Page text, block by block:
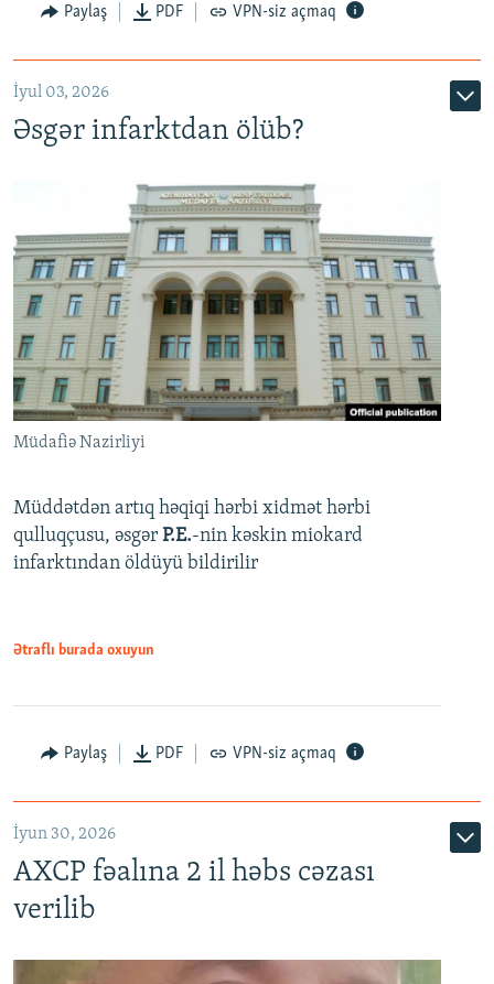
Auto 240p 360p 480p
720p 1080p
Paylaş PDF VPN-siz açmaq
İyul 03, 2026
Əsgər infarktdan ölüb?
Müdafiə Nazirliyi
Müddətdən artıq həqiqi hərbi xidmət hərbi
qulluqçusu, əsgər P.E.-nin kəskin miokard
infarktından öldüyü bildirilir
Ətraflı burada oxuyun
Paylaş PDF VPN-siz açmaq
İyun 30, 2026
AXCP fəalına 2 il həbs cəzası
verilib